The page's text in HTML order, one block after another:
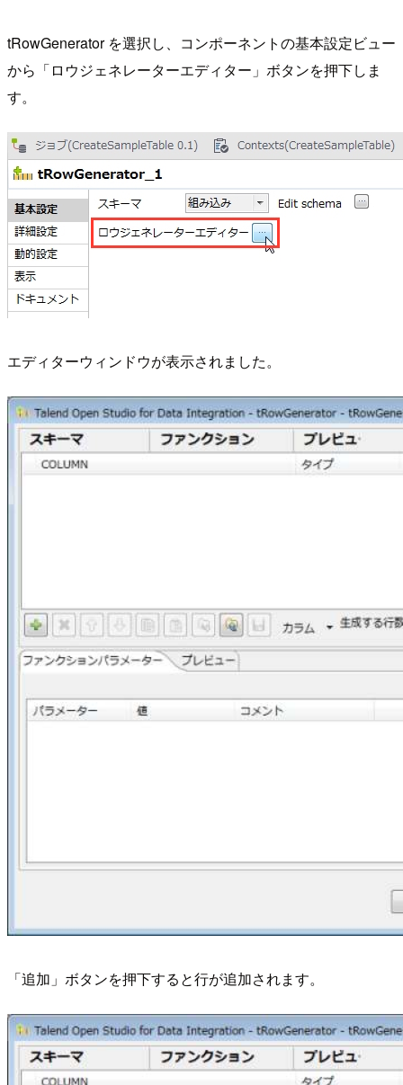
tRowGenerator を選択し、コンポーネントの基本設定ビュー
から「ロウジェネレーターエディター」ボタンを押下しま
す。
エディターウィンドウが表示されました。
「追加」ボタンを押下すると行が追加されます。